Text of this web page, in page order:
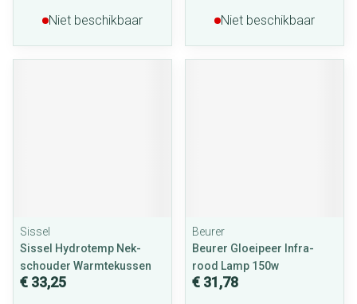
Niet beschikbaar Niet beschikbaar
Sissel
Sissel Hydrotemp Nek-
schouder Warmtekussen
€ 33,25
Beurer
Beurer Gloeipeer Infra-
rood Lamp 150w
€ 31,78